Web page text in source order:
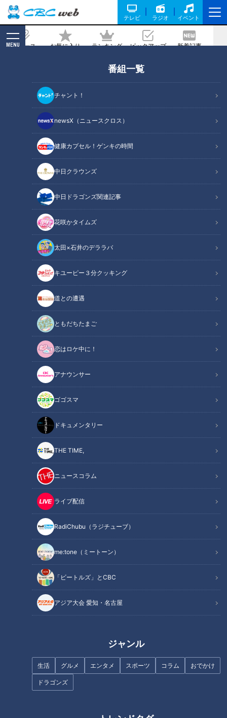
テレビ ラジオ イベント
ニュース お気に入り ランキング ピックアップ 新着記事
MENU
番組一覧
チャント！
newsX（ニュースクロス）
健康カプセル！ゲンキの時間
中日クラウンズ
中日ドラゴンズ関連記事
花咲かタイムズ
太田×石井のデララバ
キユーピー３分クッキング
道との遭遇
ともだちたまご
恋はロケ中に！
アナウンサー
ゴゴスマ
ドキュメンタリー
THE TIME,
ニュースコラム
ライブ配信
RadiChubu（ラジチューブ）
me:tone（ミートーン）
「ビートルズ」とCBC
アジア大会 愛知・名古屋
ジャンル
生活 グルメ エンタメ スポーツ コラム おでかけ
ドラゴンズ
して！」潤いを失ってパサついてしまっ
た髪のお手軽ケア＆ヘアアイロン術
記事に戻る
【お悩み解決！】「母のクセ毛を何とかして！」潤いを失ってパサつい
てしまった髪のお手軽ケア＆ヘアアイロン術
この記事の画像
記事に戻る
この記事を見たあなたへのおすすめ
【11人大家族が行く！】猛暑を